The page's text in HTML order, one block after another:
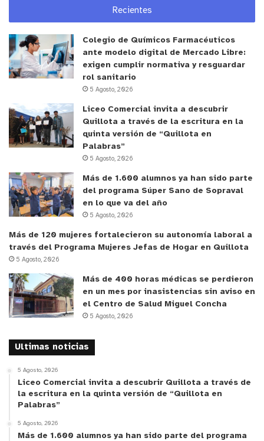
Recientes
Colegio de Químicos Farmacéuticos
ante modelo digital de Mercado Libre:
exigen cumplir normativa y resguardar
rol sanitario
5 Agosto, 2026
Liceo Comercial invita a descubrir
Quillota a través de la escritura en la
quinta versión de “Quillota en
Palabras”
5 Agosto, 2026
Más de 1.600 alumnos ya han sido parte
del programa Súper Sano de Sopraval
en lo que va del año
5 Agosto, 2026
Más de 120 mujeres fortalecieron su autonomía laboral a
través del Programa Mujeres Jefas de Hogar en Quillota
5 Agosto, 2026
Más de 400 horas médicas se perdieron
en un mes por inasistencias sin aviso en
el Centro de Salud Miguel Concha
5 Agosto, 2026
Ultimas noticias
5 Agosto, 2026
Liceo Comercial invita a descubrir Quillota a través de
la escritura en la quinta versión de “Quillota en
Palabras”
5 Agosto, 2026
Más de 1.600 alumnos ya han sido parte del programa